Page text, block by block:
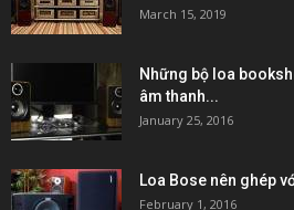
March 15, 2019
Những bộ loa
âm thanh...
January 25, 2016
Loa Bose nên ghép
February 1, 2016